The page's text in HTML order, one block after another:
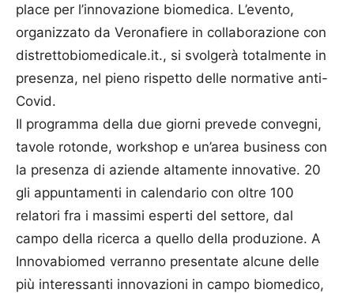
place per l’innovazione biomedica. L’evento,
organizzato da Veronafiere in collaborazione con
distrettobiomedicale.it., si svolgerà totalmente in
presenza, nel pieno rispetto delle normative anti-
Covid.
Il programma della due giorni prevede convegni,
tavole rotonde, workshop e un’area business con
la presenza di aziende altamente innovative. 20
gli appuntamenti in calendario con oltre 100
relatori fra i massimi esperti del settore, dal
campo della ricerca a quello della produzione. A
Innovabiomed verranno presentate alcune delle
più interessanti innovazioni in campo biomedico,